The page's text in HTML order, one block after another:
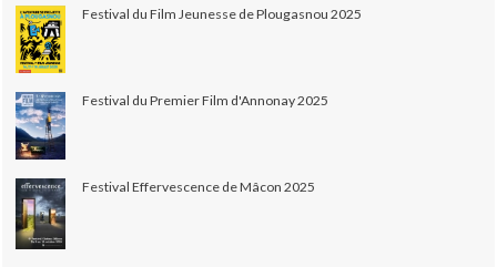
Festival du Film Jeunesse de Plougasnou 2025
Festival du Premier Film d'Annonay 2025
Festival Effervescence de Mâcon 2025